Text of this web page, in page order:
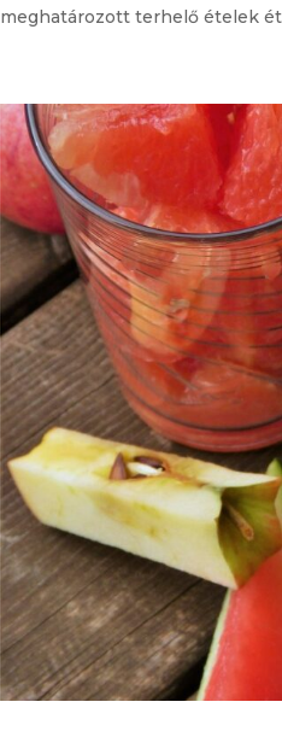
meghatározott terhelő ételek